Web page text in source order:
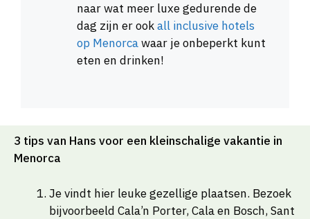
naar wat meer luxe gedurende de
dag zijn er ookall inclusive hotels
op Menorcawaar je onbeperkt kunt
eten en drinken!
3 tips van Hans voor een kleinschalige vakantie in
Menorca
Je vindt hier leuke gezellige plaatsen. Bezoek
bijvoorbeeld Cala’n Porter, Cala en Bosch, Sant